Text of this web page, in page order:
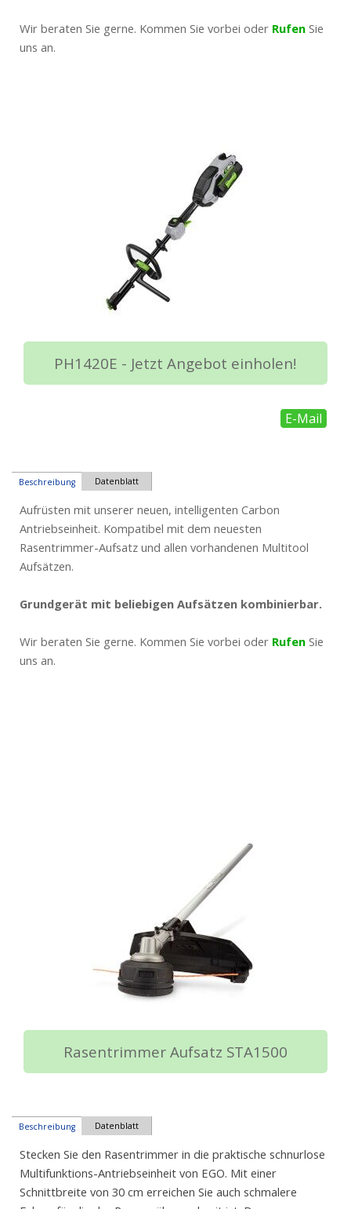
Wir beraten Sie gerne. Kommen Sie vorbei oder Rufen Sie
uns an.
PH1420E - Jetzt Angebot einholen!
E-Mail
Beschreibung Datenblatt
Aufrüsten mit unserer neuen, intelligenten Carbon
Antriebseinheit. Kompatibel mit dem neuesten
Rasentrimmer-Aufsatz und allen vorhandenen Multitool
Aufsätzen.
Grundgerät mit beliebigen Aufsätzen kombinierbar.
Wir beraten Sie gerne. Kommen Sie vorbei oder Rufen Sie
uns an.
Rasentrimmer Aufsatz STA1500
Beschreibung Datenblatt
Stecken Sie den Rasentrimmer in die praktische schnurlose
Multifunktions-Antriebseinheit von EGO. Mit einer
Schnittbreite von 30 cm erreichen Sie auch schmalere